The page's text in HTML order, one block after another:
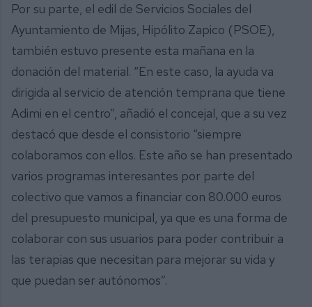
Por su parte, el edil de Servicios Sociales del
Ayuntamiento de Mijas, Hipólito Zapico (PSOE),
también estuvo presente esta mañana en la
donación del material. “En este caso, la ayuda va
dirigida al servicio de atención temprana que tiene
Adimi en el centro”, añadió el concejal, que a su vez
destacó que desde el consistorio “siempre
colaboramos con ellos. Este año se han presentado
varios programas interesantes por parte del
colectivo que vamos a financiar con 80.000 euros
del presupuesto municipal, ya que es una forma de
colaborar con sus usuarios para poder contribuir a
las terapias que necesitan para mejorar su vida y
que puedan ser autónomos”.